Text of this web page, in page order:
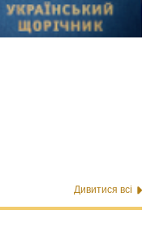
Дивитися всі